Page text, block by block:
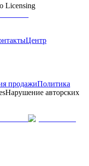
Licensing
Центр
продажиПолитика
Нарушение авторских